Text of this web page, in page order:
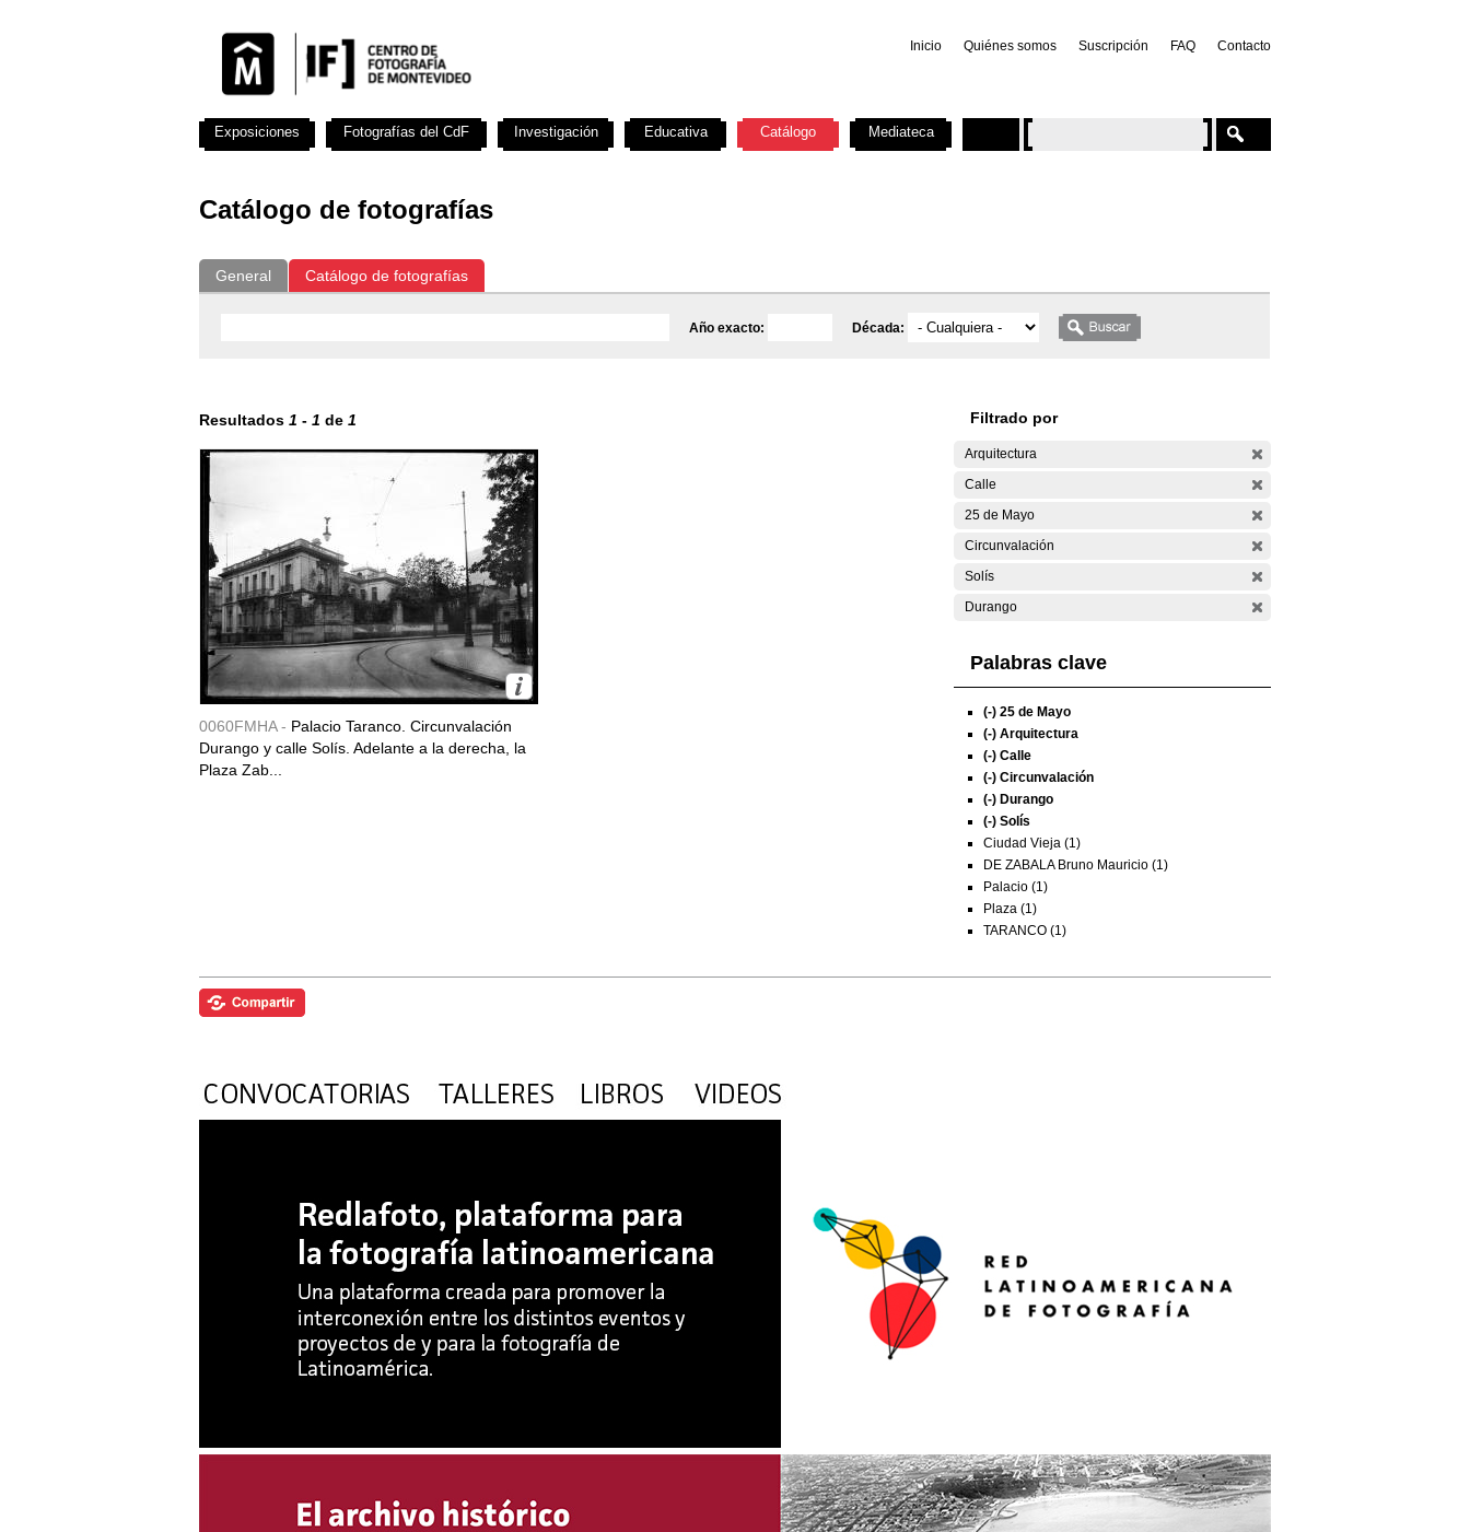
Inicio Quiénes somos Suscripción FAQ Contacto
Catálogo de fotografías
General Catálogo de fotografías
Año exacto: Década:
Resultados 1 - 1 de 1
0060FMHA - Palacio Taranco. Circunvalación
Durango y calle Solís. Adelante a la derecha, la
Plaza Zab...
Filtrado por
Arquitectura
Calle
25 de Mayo
Circunvalación
Solís
Durango
Palabras clave
(-) 25 de Mayo
(-) Arquitectura
(-) Calle
(-) Circunvalación
(-) Durango
(-) Solís
Ciudad Vieja (1)
DE ZABALA Bruno Mauricio (1)
Palacio (1)
Plaza (1)
TARANCO (1)
Exposiciones Fotografías del CdF Investigación Educativa Catálogo Mediateca